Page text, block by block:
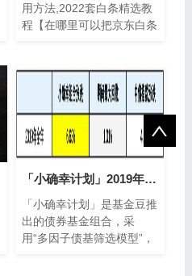
用方法,2022套白条精选教
程【在哪里可以把京东白条
借款】【怎么把京
「小确幸计划」2019年成绩单：上涨6.63%，稳如固收
「小确幸计划」是基金豆推
出的债券基金组合，采
用“多因子债基筛选模型”，